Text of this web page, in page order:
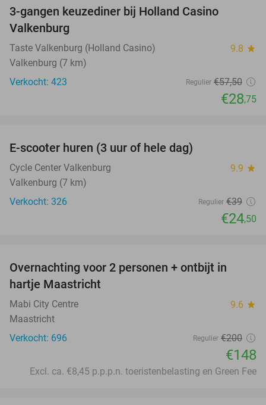
3-gangen keuzediner bij Holland Casino
Valkenburg
Taste Valkenburg (Holland Casino) 9.8 star
Valkenburg (7 km)
Verkocht: 423
Regulier €57,50
€28,75
E-scooter huren (3 uur of hele dag)
Cycle Center Valkenburg 9.9 star
Valkenburg (7 km)
Verkocht: 326
Regulier €39
€24,50
Overnachting voor 2 personen + ontbijt in
hartje Maastricht
Mabi City Centre 9.6 star
Maastricht
Verkocht: 696
Regulier €200
€148
Excl. ca. €8,45 p.p.p.n. toeristenbelasting en Green Fee